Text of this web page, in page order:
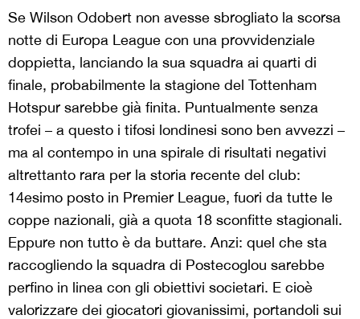
Se Wilson Odobert non avesse sbrogliato la scorsa
notte di Europa League con una provvidenziale
doppietta, lanciando la sua squadra ai quarti di
finale, probabilmente la stagione del Tottenham
Hotspur sarebbe già finita. Puntualmente senza
trofei – a questo i tifosi londinesi sono ben avvezzi –
ma al contempo in una spirale di risultati negativi
altrettanto rara per la storia recente del club:
14esimo posto in Premier League, fuori da tutte le
coppe nazionali, già a quota 18 sconfitte stagionali.
Eppure non tutto è da buttare. Anzi: quel che sta
raccogliendo la squadra di Postecoglou sarebbe
perfino in linea con gli obiettivi societari. E cioè
valorizzare dei giocatori giovanissimi, portandoli sui